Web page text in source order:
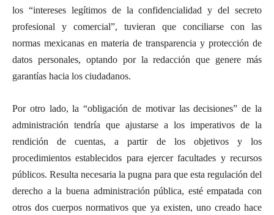
los “intereses legítimos de la confidencialidad y del secreto
profesional y comercial”, tuvieran que conciliarse con las
normas mexicanas en materia de transparencia y protección de
datos personales, optando por la redacción que genere más
garantías hacia los ciudadanos.
Por otro lado, la “obligación de motivar las decisiones” de la
administración tendría que ajustarse a los imperativos de la
rendición de cuentas, a partir de los objetivos y los
procedimientos establecidos para ejercer facultades y recursos
públicos. Resulta necesaria la pugna para que esta regulación del
derecho a la buena administración pública, esté empatada con
otros dos cuerpos normativos que ya existen, uno creado hace